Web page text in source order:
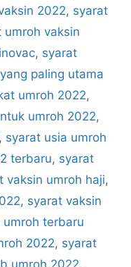
2022, syarat
umroh vaksin
, syarat
paling utama
umroh 2022,
umroh 2022,
, syarat usia umroh
terbaru, syarat
vaksin umroh haji,
, syarat vaksin
terbaru
2022, syarat
umroh 2022,